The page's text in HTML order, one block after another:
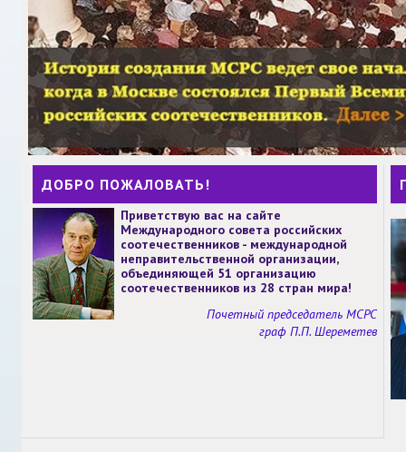
ДОБРО ПОЖАЛОВАТЬ!
Приветствую вас на сайте
Международного совета российских
соотечественников - международной
неправительственной организации,
объединяющей 51 организацию
соотечественников из 28 стран мира!
Почетный председатель МСРС
граф П.П. Шереметев